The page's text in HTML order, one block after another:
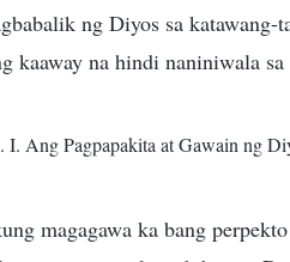
ng Diyos sa katawang-
na hindi naniniwala sa
Ang Pagpapakita at Gawain ng
magagawa ka bang